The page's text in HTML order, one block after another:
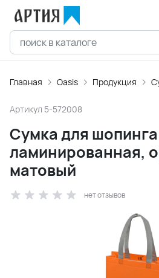
Главная Oasis Продукция
Артикул 5-572008
Сумка для
ламинированная,
матовый
нет отзывов